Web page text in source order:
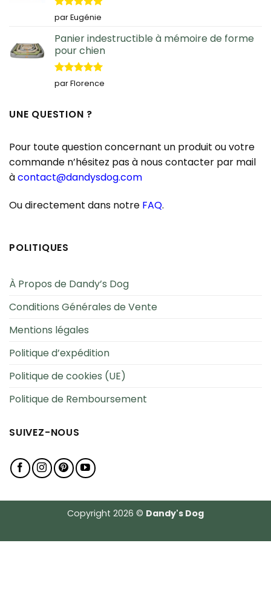
Note5sur
5
par Eugénie
Panier indestructible à mémoire de forme
pour chien
Note5sur
5
par Florence
UNE QUESTION ?
Pour toute question concernant un produit ou votre
commande n’hésitez pas à nous contacter par mail
àcontact@dandysdog.com
Ou directement dans notre FAQ.
POLITIQUES
À Propos de Dandy’s Dog
Conditions Générales de Vente
Mentions légales
Politique d’expédition
Politique de cookies (UE)
Politique de Remboursement
SUIVEZ-NOUS
Copyright 2026 © Dandy's Dog